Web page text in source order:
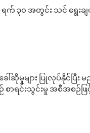
င့် ရက် ၃၀ အတွင်း သင် ရွ
ခေါ်ဆိုမှုများ ပြုလုပ်နို
ရင်းသွင်းမှု အစီအစဉ်ဖ